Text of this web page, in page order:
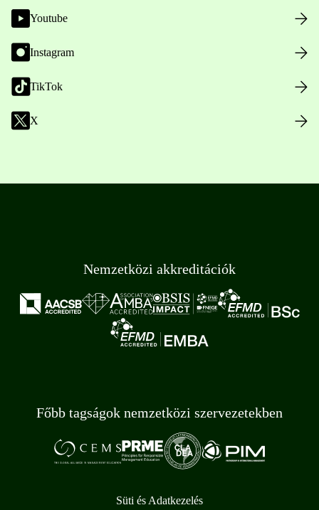
Youtube
Instagram
TikTok
X
Nemzetközi akkreditációk
Főbb tagságok nemzetközi szervezetekben
Süti és Adatkezelés